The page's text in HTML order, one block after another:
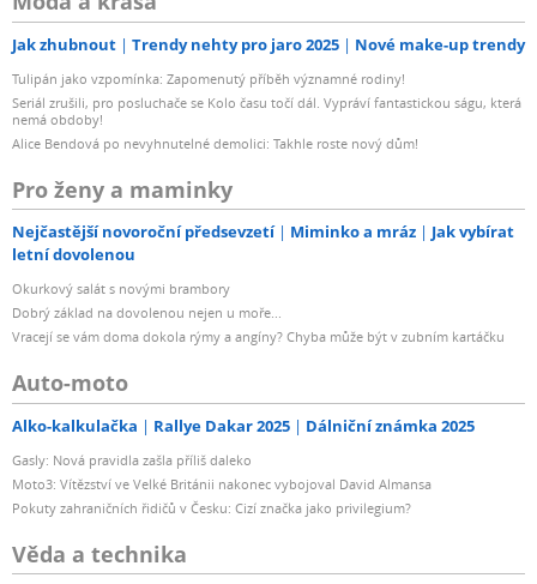
Jak zhubnout Trendy nehty pro jaro 2025 Nové make-up trendy
Tulipán jako vzpomínka: Zapomenutý příběh významné rodiny!
Seriál zrušili, pro posluchače se Kolo času točí dál. Vypráví fantastickou ságu, která
nemá obdoby!
Alice Bendová po nevyhnutelné demolici: Takhle roste nový dům!
Pro ženy a maminky
Nejčastější novoroční předsevzetí Miminko a mráz
Jak vybírat
letní dovolenou
Okurkový salát s novými brambory
Dobrý základ na dovolenou nejen u moře...
Vracejí se vám doma dokola rýmy a angíny? Chyba může být v zubním kartáčku
Auto-moto
Alko-kalkulačka Rallye Dakar 2025 Dálniční známka 2025
Gasly: Nová pravidla zašla příliš daleko
Moto3: Vítězství ve Velké Británii nakonec vybojoval David Almansa
Pokuty zahraničních řidičů v Česku: Cizí značka jako privilegium?
Věda a technika